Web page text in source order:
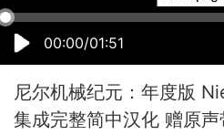
00:00/01:51
尼尔机械纪元：年度版
集成完整简中汉化 赠原